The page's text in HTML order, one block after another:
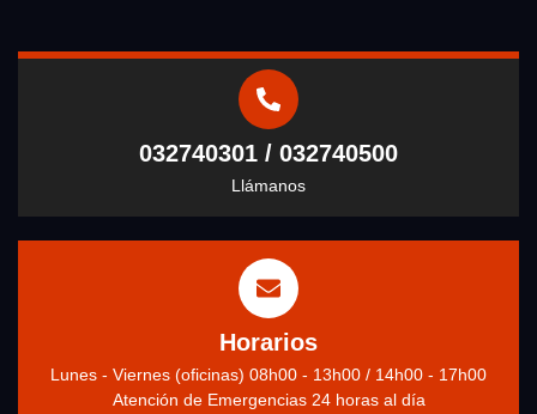
032740301 / 032740500
Llámanos
Horarios
Lunes - Viernes (oficinas) 08h00 - 13h00 / 14h00 - 17h00
Atención de Emergencias 24 horas al día